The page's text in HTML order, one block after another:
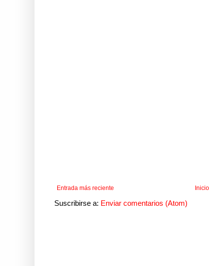
Entrada más reciente Inicio
Suscribirse a: Enviar comentarios (Atom)